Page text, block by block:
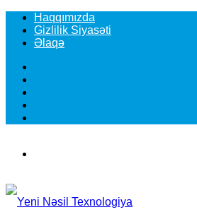
Haqqımızda
Gizlilik Siyasəti
Əlaqə